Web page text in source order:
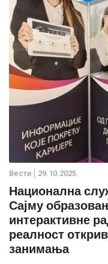
Вести 29.10.2025.
Национална
Сајму
интерактивне
реалност
занимања